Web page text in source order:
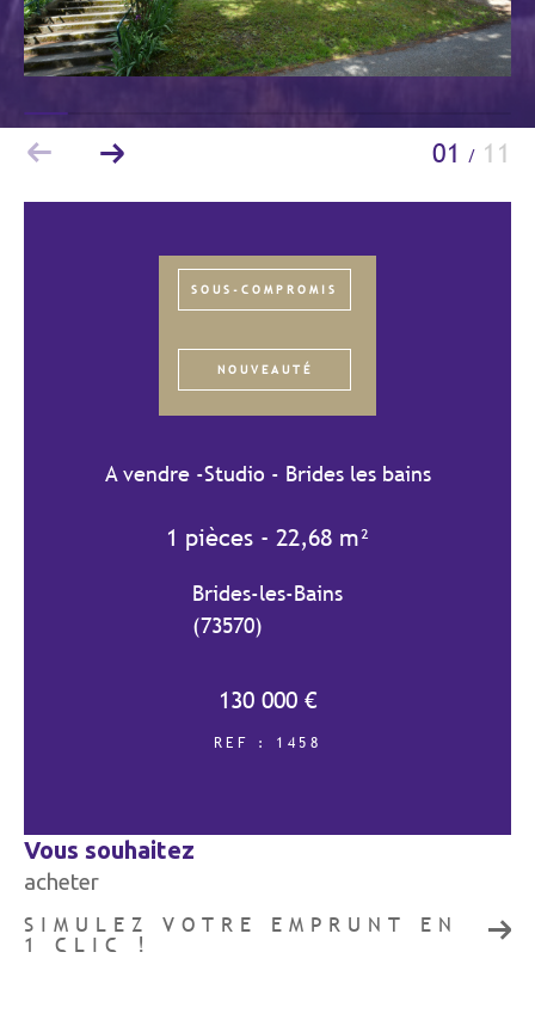
01 / 11
SOUS-COMPROMIS
NOUVEAUTÉ
A vendre -Studio - Brides les bains
1 pièces - 22,68 m²
Brides-les-Bains
(73570)
130 000 €
REF : 1458
vous souhaitez
acheter
SIMULEZ VOTRE EMPRUNT EN
1 CLIC !
Budget
Budget
Surface
Pièces
AFFINER LES CRITÈRES
TERRASSE PARKING/GARAGE
JARDIN
FILTRER PAR
COUPS DE COEUR
NOUVEAUTÉS